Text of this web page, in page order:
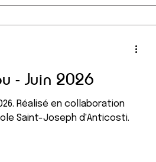
- Juin 2026
Réalisé en collaboration
Saint-Joseph d'Anticosti.